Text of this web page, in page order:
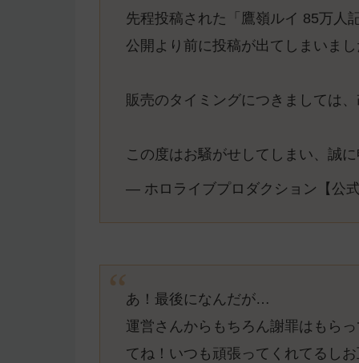
先程投稿された「鷹嶺ルイ 85万人
公開より前に投稿が出てしまいま
販売のタイミングにつきましては
この度はお騒がせしてしまい、誠
— ホロライブプロダクション【公
あ！最後になんだが…
運営さんからもちろん謝罪はもら
てね！いつも頑張ってくれてるし